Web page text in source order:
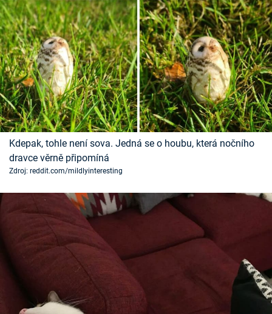
Kdepak, tohle není sova. Jedná se o houbu, která nočního
dravce věrně připomíná
Zdroj: reddit.com/mildlyinteresting